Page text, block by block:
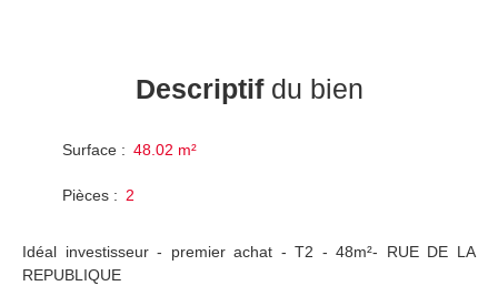
Descriptifdu bien
Surface : 48.02 m²
Pièces : 2
Idéal investisseur - premier achat - T2 - 48m²- RUE DE LA
REPUBLIQUE